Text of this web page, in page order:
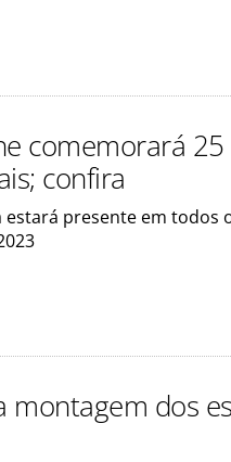
comemorará
confira
estará presente em todos
montagem dos